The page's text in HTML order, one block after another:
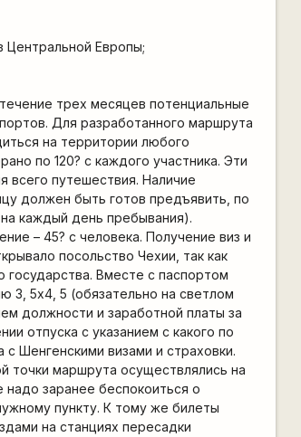
Центральной Европы;
трех месяцев потенциальные
Для разработанного маршрута
на территории любого
по 120? с каждого участника. Эти
всего путешествия. Наличие
должен быть готов предъявить, по
каждый день пребывания).
– 45? с человека. Получение виз и
посольство Чехии, так как
государства. Вместе с паспортом
3, 5х4, 5 (обязательно на светлом
должности и заработной платы за
отпуска с указанием с какого по
Шенгенскими визами и страховки.
точки маршрута осуществлялись на
надо заранее беспокоиться о
пункту. К тому же билеты
на станциях пересадки